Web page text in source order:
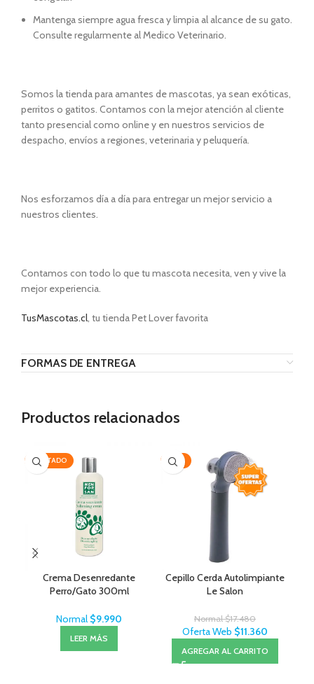
Mantenga siempre agua fresca y limpia al alcance de su gato.
Consulte regularmente al Medico Veterinario.
Somos la tienda para amantes de mascotas, ya sean exóticas,
perritos o gatitos. Contamos con la mejor atención al cliente
tanto presencial como online y en nuestros servicios de
despacho, envíos a regiones, veterinaria y peluquería.
Nos esforzamos día a día para entregar un mejor servicio a
nuestros clientes.
Contamos con todo lo que tu mascota necesita, ven y vive la
mejor experiencia.
TusMascotas.cl, tu tienda Pet Lover favorita
FORMAS DE ENTREGA
Productos relacionados
AGOTADO
Crema Desenredante
Perro/Gato 300ml
Normal $9.990
LEER MÁS
-35%
Cepillo Cerda Autolimpiante
Le Salon
Normal$17.480
Oferta Web $11.360
AGREGAR AL CARRITO